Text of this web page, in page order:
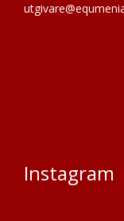
Instagram